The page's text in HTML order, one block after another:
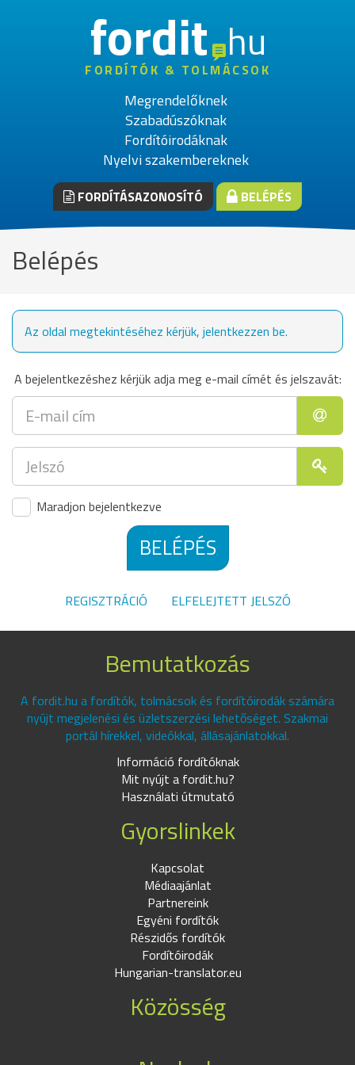
fordithu
FORDÍTÓK & TOLMÁCSOK
Megrendelőknek
Szabadúszóknak
Fordítóirodáknak
Nyelvi szakembereknek
FORDÍTÁSAZONOSÍTÓ BELÉPÉS
Belépés
Az oldal megtekintéséhez kérjük, jelentkezzen be.
A bejelentkezéshez kérjük adja meg e-mail címét és jelszavát:
Maradjon bejelentkezve
BELÉPÉS
REGISZTRÁCIÓ ELFELEJTETT JELSZÓ
Bemutatkozás
A fordit.hu a fordítók, tolmácsok és fordítóirodák számára
nyújt megjelenési és üzletszerzési lehetőséget. Szakmai
portál hírekkel, videókkal, állásajánlatokkal.
Információ fordítóknak
Mit nyújt a fordit.hu?
Használati útmutató
Gyorslinkek
Kapcsolat
Médiaajánlat
Partnereink
Egyéni fordítók
Részidős fordítók
Fordítóirodák
Hungarian-translator.eu
Közösség